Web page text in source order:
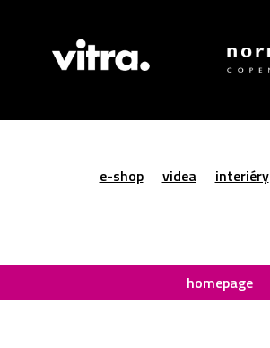
e-shop videa interiéry
homepage